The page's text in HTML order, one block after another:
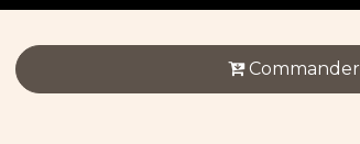
Commander